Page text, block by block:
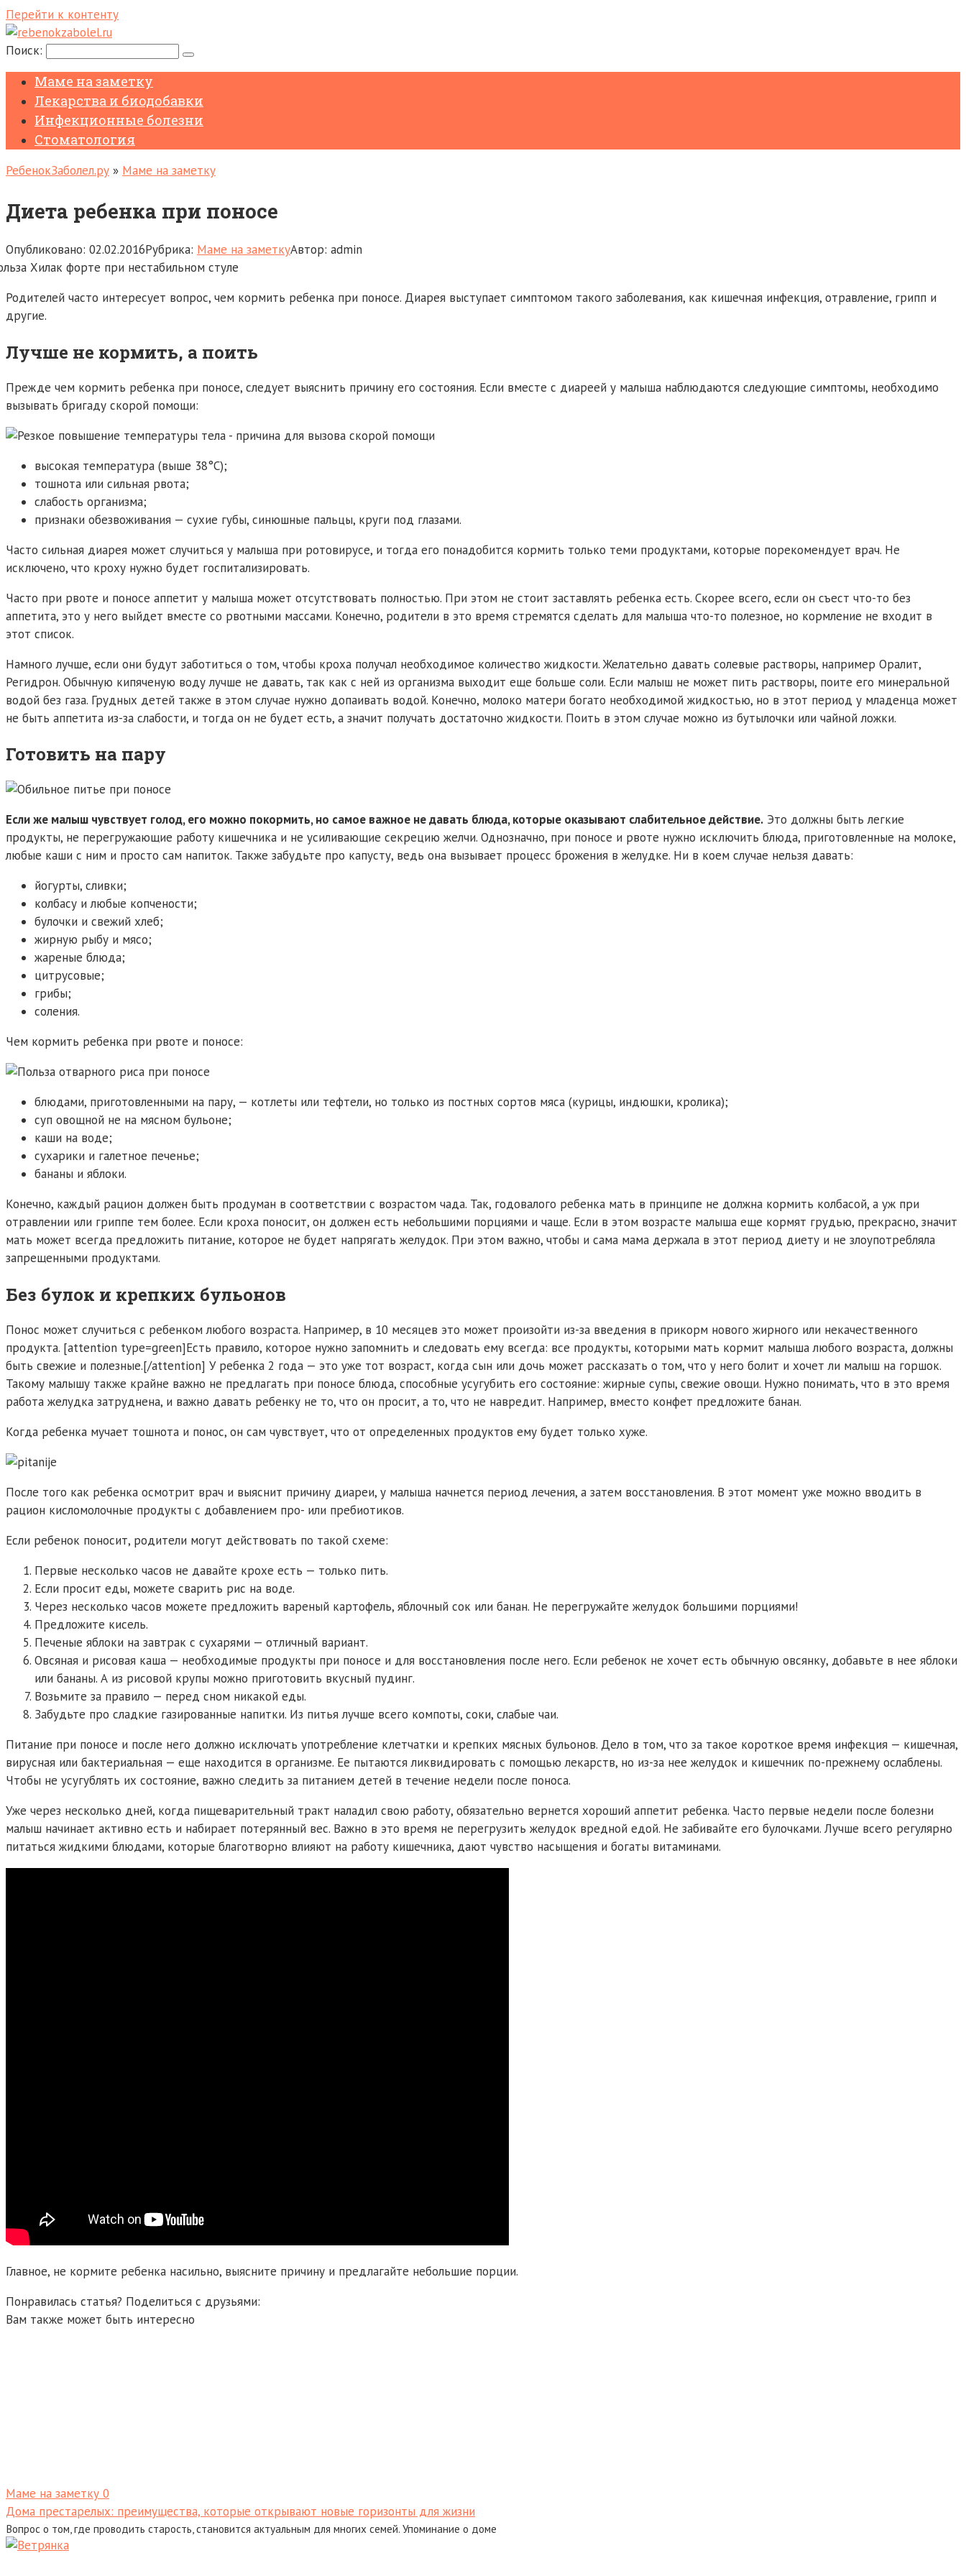
Перейти к контенту
Поиск:
Маме на заметку
Лекарства и биодобавки
Инфекционные болезни
Стоматология
РебенокЗаболел.ру » Маме на заметку
Диета ребенка при поносе
Опубликовано: 02.02.2016Рубрика: Маме на заметкуАвтор: admin
Родителей часто интересует вопрос, чем кормить ребенка при поносе. Диарея выступает симптомом такого заболевания, как кишечная инфекция, отравление, грипп и
другие.
Лучше не кормить, а поить
Прежде чем кормить ребенка при поносе, следует выяснить причину его состояния. Если вместе с диареей у малыша наблюдаются следующие симптомы, необходимо
вызывать бригаду скорой помощи:
высокая температура (выше 38°С);
тошнота или сильная рвота;
слабость организма;
признаки обезвоживания — сухие губы, синюшные пальцы, круги под глазами.
Часто сильная диарея может случиться у малыша при ротовирусе, и тогда его понадобится кормить только теми продуктами, которые порекомендует врач. Не
исключено, что кроху нужно будет госпитализировать.
Часто при рвоте и поносе аппетит у малыша может отсутствовать полностью. При этом не стоит заставлять ребенка есть. Скорее всего, если он съест что-то без
аппетита, это у него выйдет вместе со рвотными массами. Конечно, родители в это время стремятся сделать для малыша что-то полезное, но кормление не входит в
этот список.
Намного лучше, если они будут заботиться о том, чтобы кроха получал необходимое количество жидкости. Желательно давать солевые растворы, например Оралит,
Регидрон. Обычную кипяченую воду лучше не давать, так как с ней из организма выходит еще больше соли. Если малыш не может пить растворы, поите его минеральной
водой без газа. Грудных детей также в этом случае нужно допаивать водой. Конечно, молоко матери богато необходимой жидкостью, но в этот период у младенца может
не быть аппетита из-за слабости, и тогда он не будет есть, а значит получать достаточно жидкости. Поить в этом случае можно из бутылочки или чайной ложки.
Готовить на пару
Если же малыш чувствует голод, его можно покормить, но самое важное не давать блюда, которые оказывают слабительное действие. Это должны быть легкие
продукты, не перегружающие работу кишечника и не усиливающие секрецию желчи. Однозначно, при поносе и рвоте нужно исключить блюда, приготовленные на молоке,
любые каши с ним и просто сам напиток. Также забудьте про капусту, ведь она вызывает процесс брожения в желудке. Ни в коем случае нельзя давать:
йогурты, сливки;
колбасу и любые копчености;
булочки и свежий хлеб;
жирную рыбу и мясо;
жареные блюда;
цитрусовые;
грибы;
соления.
Чем кормить ребенка при рвоте и поносе:
блюдами, приготовленными на пару, — котлеты или тефтели, но только из постных сортов мяса (курицы, индюшки, кролика);
суп овощной не на мясном бульоне;
каши на воде;
сухарики и галетное печенье;
бананы и яблоки.
Конечно, каждый рацион должен быть продуман в соответствии с возрастом чада. Так, годовалого ребенка мать в принципе не должна кормить колбасой, а уж при
отравлении или гриппе тем более. Если кроха поносит, он должен есть небольшими порциями и чаще. Если в этом возрасте малыша еще кормят грудью, прекрасно, значит
мать может всегда предложить питание, которое не будет напрягать желудок. При этом важно, чтобы и сама мама держала в этот период диету и не злоупотребляла
запрещенными продуктами.
Без булок и крепких бульонов
Понос может случиться с ребенком любого возраста. Например, в 10 месяцев это может произойти из-за введения в прикорм нового жирного или некачественного
продукта. [attention type=green]Есть правило, которое нужно запомнить и следовать ему всегда: все продукты, которыми мать кормит малыша любого возраста, должны
быть свежие и полезные.[/attention] У ребенка 2 года — это уже тот возраст, когда сын или дочь может рассказать о том, что у него болит и хочет ли малыш на горшок.
Такому малышу также крайне важно не предлагать при поносе блюда, способные усугубить его состояние: жирные супы, свежие овощи. Нужно понимать, что в это время
работа желудка затруднена, и важно давать ребенку не то, что он просит, а то, что не навредит. Например, вместо конфет предложите банан.
Когда ребенка мучает тошнота и понос, он сам чувствует, что от определенных продуктов ему будет только хуже.
После того как ребенка осмотрит врач и выяснит причину диареи, у малыша начнется период лечения, а затем восстановления. В этот момент уже можно вводить в
рацион кисломолочные продукты с добавлением про- или пребиотиков.
Если ребенок поносит, родители могут действовать по такой схеме:
Первые несколько часов не давайте крохе есть — только пить.
Если просит еды, можете сварить рис на воде.
Через несколько часов можете предложить вареный картофель, яблочный сок или банан. Не перегружайте желудок большими порциями!
Предложите кисель.
Печеные яблоки на завтрак с сухарями — отличный вариант.
Овсяная и рисовая каша — необходимые продукты при поносе и для восстановления после него. Если ребенок не хочет есть обычную овсянку, добавьте в нее яблоки
или бананы. А из рисовой крупы можно приготовить вкусный пудинг.
Возьмите за правило — перед сном никакой еды.
Забудьте про сладкие газированные напитки. Из питья лучше всего компоты, соки, слабые чаи.
Питание при поносе и после него должно исключать употребление клетчатки и крепких мясных бульонов. Дело в том, что за такое короткое время инфекция — кишечная,
вирусная или бактериальная — еще находится в организме. Ее пытаются ликвидировать с помощью лекарств, но из-за нее желудок и кишечник по-прежнему ослаблены.
Чтобы не усугублять их состояние, важно следить за питанием детей в течение недели после поноса.
Уже через несколько дней, когда пищеварительный тракт наладил свою работу, обязательно вернется хороший аппетит ребенка. Часто первые недели после болезни
малыш начинает активно есть и набирает потерянный вес. Важно в это время не перегрузить желудок вредной едой. Не забивайте его булочками. Лучше всего регулярно
питаться жидкими блюдами, которые благотворно влияют на работу кишечника, дают чувство насыщения и богаты витаминами.
Главное, не кормите ребенка насильно, выясните причину и предлагайте небольшие порции.
Понравилась статья? Поделиться с друзьями:
Вам также может быть интересно
Маме на заметку 0
Дома престарелых: преимущества, которые открывают новые горизонты для жизни
Вопрос о том, где проводить старость, становится актуальным для многих семей. Упоминание о доме